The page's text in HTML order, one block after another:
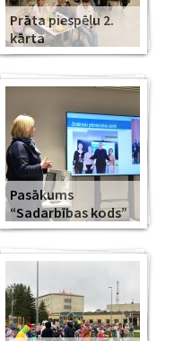
Prāta piespēļu 2.
kārta
Pasākums
“Sadarbības kods”